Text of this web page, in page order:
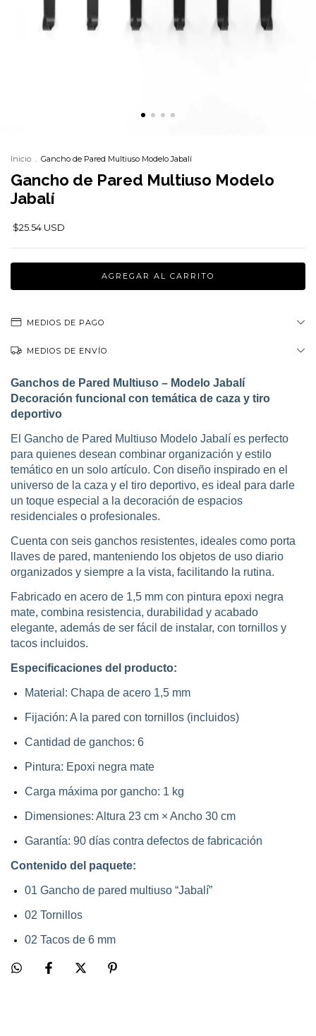
Inicio . Gancho de Pared Multiuso Modelo Jabalí
Gancho de Pared Multiuso Modelo
Jabalí
$25.54 USD
MEDIOS DE PAGO
MEDIOS DE ENVÍO
Ganchos de Pared Multiuso – Modelo Jabalí
Decoración funcional con temática de caza y tiro
deportivo
El Gancho de Pared Multiuso Modelo Jabalí es perfecto
para quienes desean combinar organización y estilo
temático en un solo artículo. Con diseño inspirado en el
universo de la caza y el tiro deportivo, es ideal para darle
un toque especial a la decoración de espacios
residenciales o profesionales.
Cuenta con seis ganchos resistentes, ideales como porta
llaves de pared, manteniendo los objetos de uso diario
organizados y siempre a la vista, facilitando la rutina.
Fabricado en acero de 1,5 mm con pintura epoxi negra
mate, combina resistencia, durabilidad y acabado
elegante, además de ser fácil de instalar, con tornillos y
tacos incluidos.
Especificaciones del producto:
Material: Chapa de acero 1,5 mm
Fijación: A la pared con tornillos (incluidos)
Cantidad de ganchos: 6
Pintura: Epoxi negra mate
Carga máxima por gancho: 1 kg
Dimensiones: Altura 23 cm × Ancho 30 cm
Garantía: 90 días contra defectos de fabricación
Contenido del paquete:
01 Gancho de pared multiuso “Jabalí”
02 Tornillos
02 Tacos de 6 mm